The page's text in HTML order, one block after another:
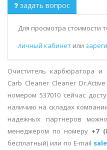
задать вопрос
Для просмотра стоимости
личный кабинет или
Очиститель карбюратора и
Carb Cleaner Cleaner
номером 537010 сейчас
наличию на складах
надежных партнеров
менеджером по номеру +7
бесплатный) или по E-mail